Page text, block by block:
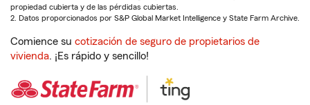
propiedad cubierta y de las pérdidas cubiertas.
2. Datos proporcionados por S&P Global Market Intelligence y State Farm Archive.
Comience su cotización de seguro de propietarios de
vivienda. ¡Es rápido y sencillo!